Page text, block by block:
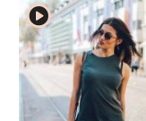
player2